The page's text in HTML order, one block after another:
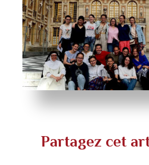
Partagez cet